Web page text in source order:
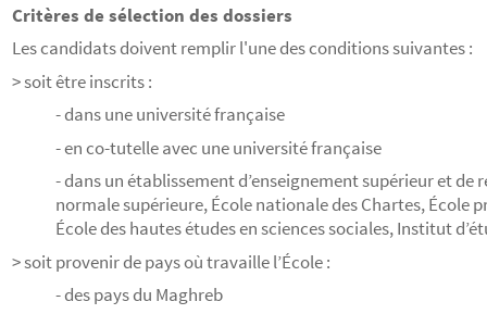
Critères de sélection des dossiers
Les candidats doivent remplir l'une des conditions suivantes :
> soit être inscrits :
- dans une université française
- en co-tutelle avec une université française
- dans un établissement d’enseignement supérieur et de
normale supérieure, École nationale des Chartes, École
École des hautes études en sciences sociales, Institut
> soit provenir de pays où travaille l’École :
- des pays du Maghreb